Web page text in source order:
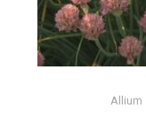
Allium